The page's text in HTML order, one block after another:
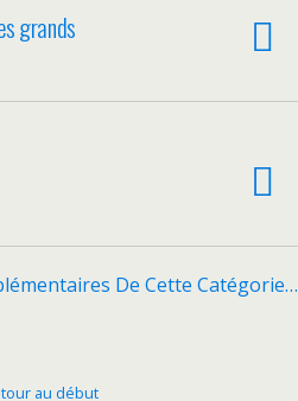
grands
De Cette Catégorie…
au début